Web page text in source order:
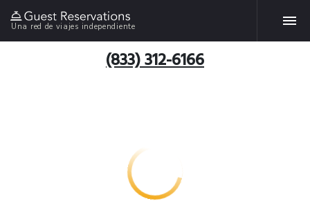
Una red de viajes independiente
(833) 312-6166